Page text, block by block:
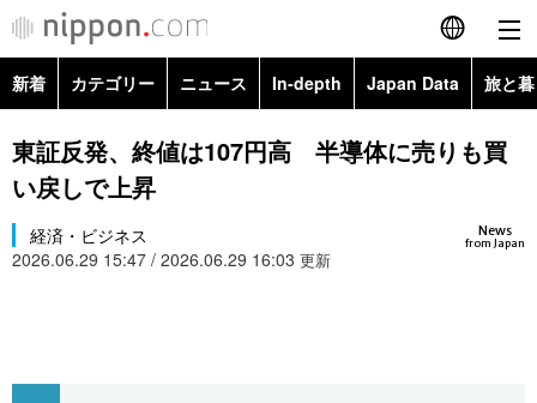
English
简体字
カテゴリー
新着 カテゴリー ニュース In-depth Japan Data 旅と
政治・外交
経済・ビジネス
国際・海外
文化
Topics
東証反発、終値は107円高 半導体に売りも買
い戻しで上昇
News
from Japan
経済・ビジネス
2026.06.29 15:47 / 2026.06.29 16:03 更新